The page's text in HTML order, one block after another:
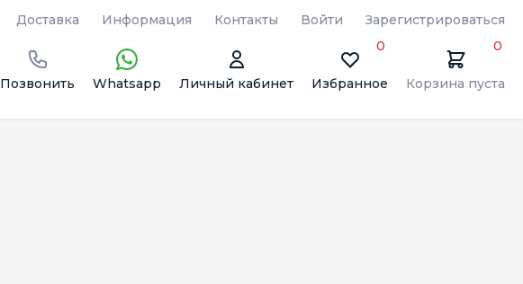
Доставка Информация Контакты Войти Зарегистрироваться
Позвонить Whatsapp Личный кабинет Избранное
0
Корзина пуста
0